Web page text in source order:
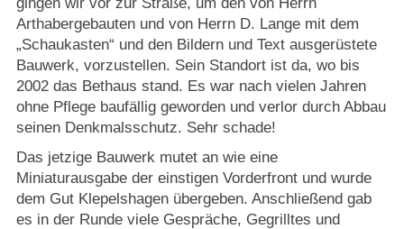
Arthabergebauten und von Herrn D. Lange mit dem
„Schaukasten“ und den Bildern und Text ausgerüstete
Bauwerk, vorzustellen. Sein Standort ist da, wo bis
2002 das Bethaus stand. Es war nach vielen Jahren
ohne Pflege baufällig geworden und verlor durch Abbau
seinen Denkmalsschutz. Sehr schade!
Das jetzige Bauwerk mutet an wie eine
Miniaturausgabe der einstigen Vorderfront und wurde
dem Gut Klepelshagen übergeben. Anschließend gab
es in der Runde viele Gespräche, Gegrilltes und